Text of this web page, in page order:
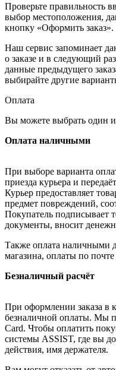
Проверьте правильность
выбор местоположения,
кнопку «Оформить заказ».
Наш сервис запоминает
о заказе и в следующий
данные предыдущего
выбирайте другие
Оплата
Вы можете выбрать один
Оплата наличными
При выборе варианта
приезда курьера и
Курьер предоставляет
предмет повреждений,
Покупатель подписывает
документы, вносит
Также оплата наличными
магазина, оплаты по
Безналичный расчёт
При оформлении заказа в
безналичной оплаты. Мы
Card. Чтобы оплатить
системы ASSIST, где вы
действия, имя держателя.